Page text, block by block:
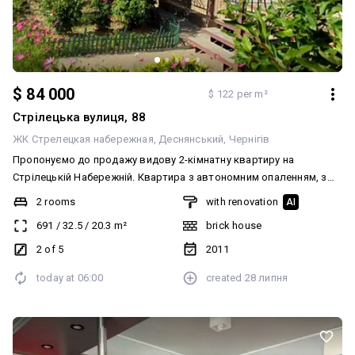
$ 84 000 $ 122 per m²
Стрілецька вулиця, 88
ЖК Стрелецкая набережная Деснянський Чернігів
Пропонуємо до продажу видову 2-кімнатну квартиру на
Стрілецькій Набережній. Квартира з автономним опаленням, з
ремонтом. Меблі та техніка залишаються.
2 rooms
691 /32.5/ 20.3 m²
2 of 5
with renovation AI
brick house
2011
today at 06:00 created 28 липня